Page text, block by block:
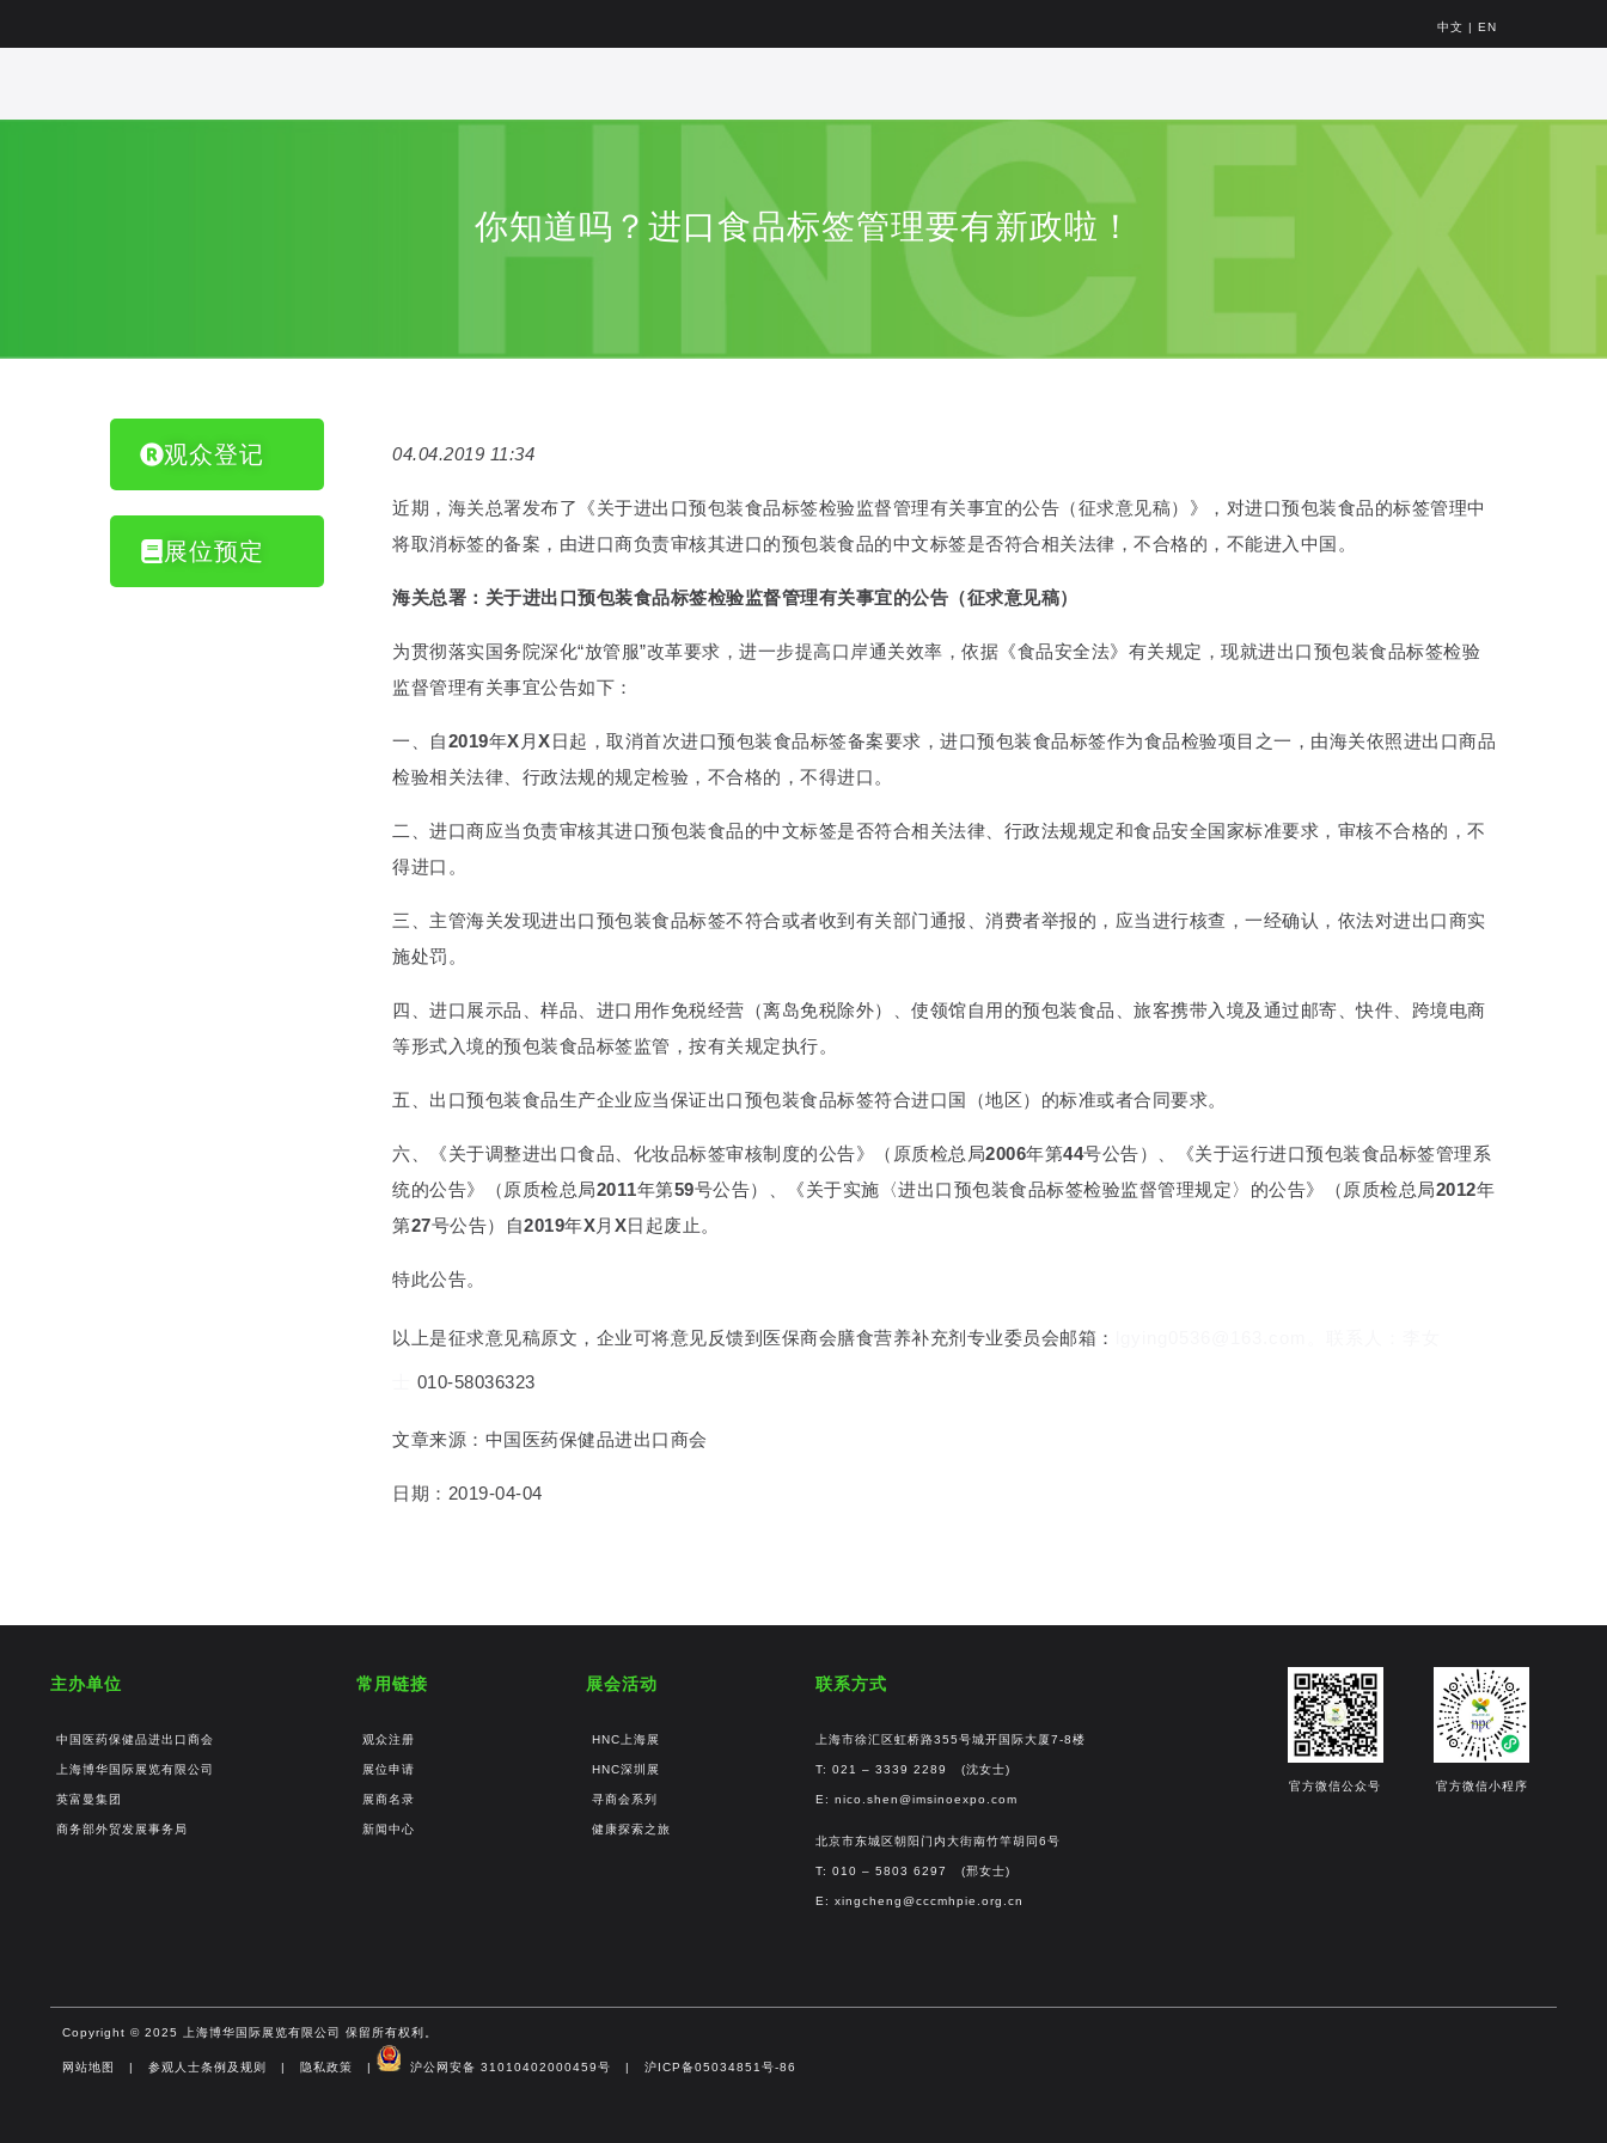
中文 | EN
你知道吗？进口食品标签管理要有新政啦！
观众登记
展位预定
04.04.2019 11:34
近期，海关总署发布了《关于进出口预包装食品标签检验监督管理有关事宜的公告（征求意见稿）》，对进口预包装食品的标签管理中
将取消标签的备案，由进口商负责审核其进口的预包装食品的中文标签是否符合相关法律，不合格的，不能进入中国。
海关总署：关于进出口预包装食品标签检验监督管理有关事宜的公告（征求意见稿）
为贯彻落实国务院深化“放管服”改革要求，进一步提高口岸通关效率，依据《食品安全法》有关规定，现就进出口预包装食品标签检验
监督管理有关事宜公告如下：
一、自2019年X 月X日起，取消首次进口预包装食品标签备案要求，进口预包装食品标签作为食品检验项目之一，由海关依照进出口商品
检验相关法律、行政法规的规定检验，不合格的，不得进口。
二、进口商应当负责审核其进口预包装食品的中文标签是否符合相关法律、行政法规规定和食品安全国家标准要求，审核不合格的，不
得进口。
三、主管海关发现进出口预包装食品标签不符合或者收到有关部门通报、消费者举报的，应当进行核查，一经确认，依法对进出口商实
施处罚。
四、进口展示品、样品、进口用作免税经营（离岛免税除外）、使领馆自用的预包装食品、旅客携带入境及通过邮寄、快件、跨境电商
等形式入境的预包装食品标签监管，按有关规定执行。
五、出口预包装食品生产企业应当保证出口预包装食品标签符合进口国（地区）的标准或者合同要求。
六、《关于调整进出口食品、化妆品标签审核制度的公告》（原质检总局2006年第44号公告）、《关于运行进口预包装食品标签管理系
统的公告》（原质检总局2011年第59号公告）、《关于实施〈进出口预包装食品标签检验监督管理规定〉的公告》（原质检总局2012年
第27号公告）自2019年X月 X日起废止。
特此公告。
以上是征求意见稿原文，企业可将意见反馈到医保商会膳食营养补充剂专业委员会邮箱：
010-58036323
文章来源：中国医药保健品进出口商会
日期：2019-04-04
主办单位
中国医药保健品进出口商会
上海博华国际展览有限公司
英富曼集团
商务部外贸发展事务局
常用链接
观众注册
展位申请
展商名录
新闻中心
展会活动
HNC上海展
HNC深圳展
寻商会系列
健康探索之旅
联系方式
上海市徐汇区虹桥路355号城开国际大厦7-8楼
T: 021 – 3339 2289 (沈女士)
E: nico.shen@imsinoexpo.com
北京市东城区朝阳门内大街南竹竿胡同6号
T: 010 – 5803 6297 (邢女士)
E: xingcheng@cccmhpie.org.cn
官方微信公众号 官方微信小程序
Copyright © 2025 上海博华国际展览有限公司 保留所有权利。
网站地图 | 参观人士条例及规则 | 隐私政策 | 沪公网安备 31010402000459号​ | 沪ICP备05034851号-86